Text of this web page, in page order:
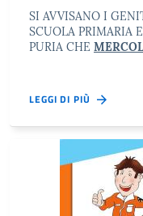
SI AVVISANO I
SCUOLA PRIMARIA
PURIA CHE
LEGGI DI PIÙ